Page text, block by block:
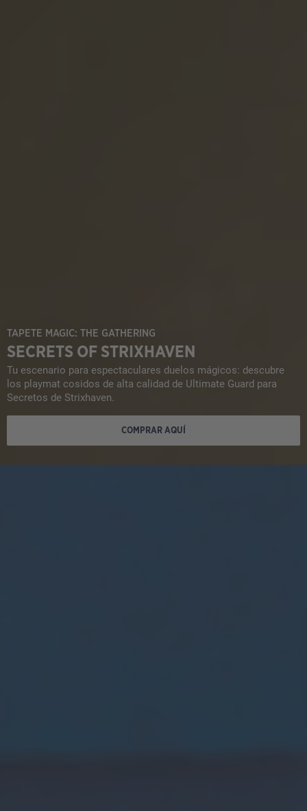
TAPETE MAGIC: THE GATHERING
SECRETS OF STRIXHAVEN
Tu escenario para espectaculares duelos mágicos: descubre
los playmat cosidos de alta calidad de Ultimate Guard para
Secretos de Strixhaven.
COMPRAR AQUÍ